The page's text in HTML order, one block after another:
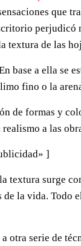
que
perjudicó
textura de las
base a ella se
fino o la
de formas y
a las
]
surge
la vida. Todo
otra serie de